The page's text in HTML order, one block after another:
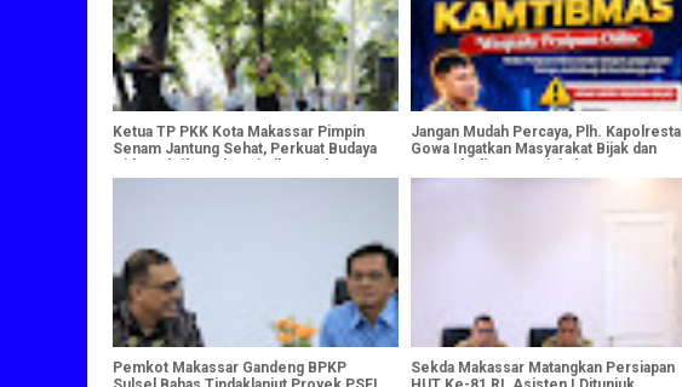
Ketua TP PKK Kota Makassar Pimpin
Senam Jantung Sehat, Perkuat Budaya
Hidup Aktif untuk Wujudkan Keluarga
Berdaya
Jangan Mudah Percaya, Plh. Kapolresta
Gowa Ingatkan Masyarakat Bijak dan
Waspada di Ruang Digital
Pemkot Makassar Gandeng BPKP
Sekda Makassar Matangkan Persiapan